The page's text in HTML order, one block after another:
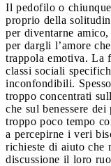
Il pedofilo o
proprio della
per diventarne
per dargli l’amore
trappola emotiva. La
classi sociali
inconfondibili.
troppo concentrati
che sul benessere
troppo poco tempo
a percepirne i veri
richieste di aiuto che
discussione il loro